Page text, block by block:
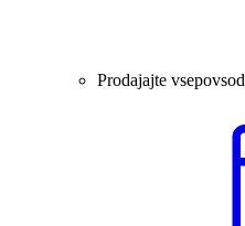
Prodajajte vsepovsod